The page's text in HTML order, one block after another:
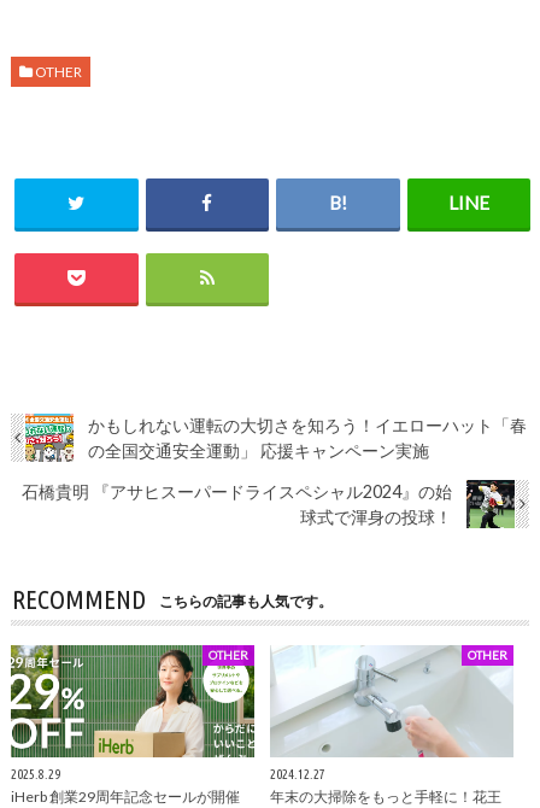
OTHER
かもしれない運転の大切さを知ろう！イエローハット「春
の全国交通安全運動」 応援キャンペーン実施
石橋貴明 『アサヒスーパードライスペシャル2024』の始
球式で渾身の投球！
RECOMMEND こちらの記事も人気です。
OTHER
2025.8.29
iHerb 創業29周年記念セールが開催
OTHER
2024.12.27
年末の大掃除をもっと手軽に！花王